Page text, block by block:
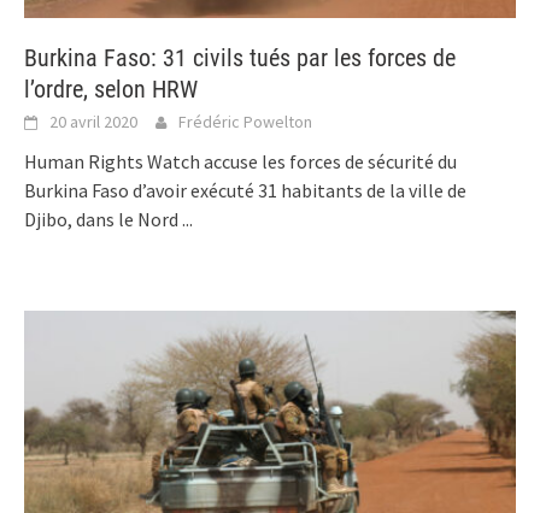
Burkina Faso: 31 civils tués par les forces de
l’ordre, selon HRW
20 avril 2020 Frédéric Powelton
Human Rights Watch accuse les forces de sécurité du
Burkina Faso d’avoir exécuté 31 habitants de la ville de
Djibo, dans le Nord ...